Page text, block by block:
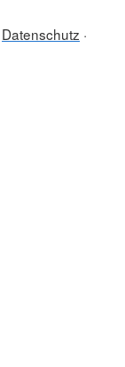
Datenschutz